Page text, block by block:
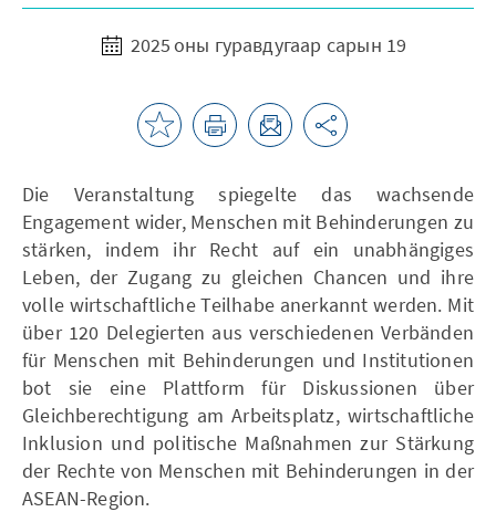
2025 оны гуравдугаар сарын 19
Die Veranstaltung spiegelte das wachsende
Engagement wider, Menschen mit Behinderungen zu
stärken, indem ihr Recht auf ein unabhängiges
Leben, der Zugang zu gleichen Chancen und ihre
volle wirtschaftliche Teilhabe anerkannt werden. Mit
über 120 Delegierten aus verschiedenen Verbänden
für Menschen mit Behinderungen und Institutionen
bot sie eine Plattform für Diskussionen über
Gleichberechtigung am Arbeitsplatz, wirtschaftliche
Inklusion und politische Maßnahmen zur Stärkung
der Rechte von Menschen mit Behinderungen in der
ASEAN-Region.